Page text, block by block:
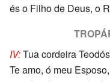
és o Filho de Deus, o
IV:Tua cordeira
Te amo, ó meu